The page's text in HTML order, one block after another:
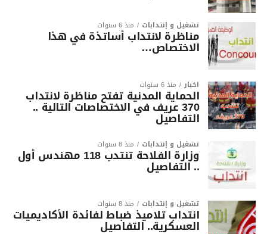
تشغيل و إنتدابات منذ 6 سنوات
مناظرة لانتداب أساتذة في هذا
الاختصاص…
أخبار منذ 6 سنوات
الحماية المدنية تفتح مناظرة لانتداب
370 عريف في الاختصاصات التالية ..
التفاصيل
تشغيل و إنتدابات منذ 8 سنوات
وزارة الفلاحة تنتدب 118 مهندس أول
.. التفاصيل
تشغيل و إنتدابات منذ 8 سنوات
انتداب تلاميذ ضباط لفائدة الأكاديميات
العسكرية.. التفاصيل